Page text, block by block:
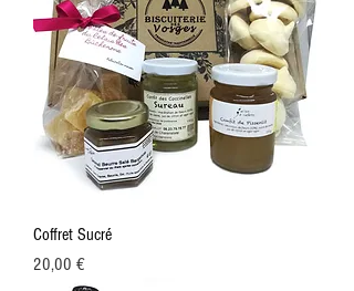
Coffret Sucré
Prix
20,00 €